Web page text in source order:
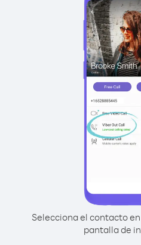
Selecciona el contacto
pantalla de